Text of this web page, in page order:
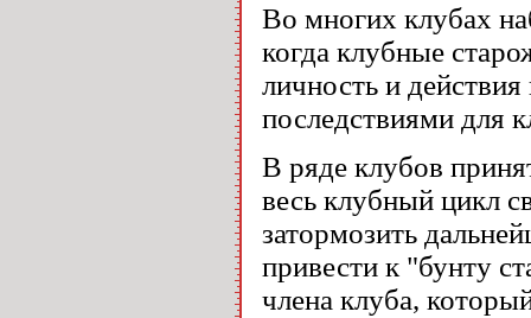
Во многих клубах
когда клубные
личность и
последствиями для
В ряде клубов
весь клубный цикл
затормозить
привести к "бунту
члена клуба,